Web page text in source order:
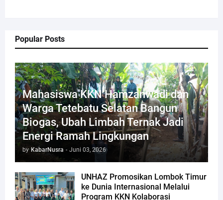
Popular Posts
Mahasiswa KKN Hamzanwadi dan
Warga Tetebatu Selatan Bangun
Biogas, Ubah Limbah Ternak Jadi
Energi Ramah Lingkungan
by KabarNusra - Juni 03, 2026
UNHAZ Promosikan Lombok Timur
ke Dunia Internasional Melalui
Program KKN Kolaborasi